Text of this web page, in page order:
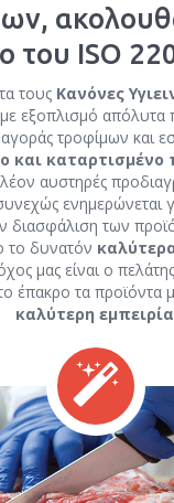
του ISO
τους Κανόνες
εξοπλισμό απόλυτα
αγοράς τροφίμων και
και
αυστηρές
ενημερώνεται
διασφάλιση των
το δυνατόν
μας είναι ο
έπακρο τα προϊόντα
καλύτερη εμπειρία